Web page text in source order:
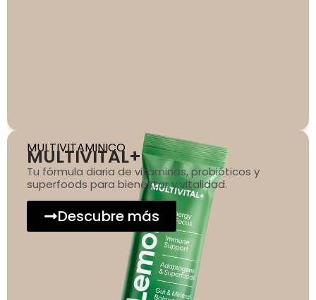
MULTIVITAMINICO
MULTIVITAL+
Tu fórmula diaria de vitaminas, probióticos y
superfoods para bienestar y vitalidad.
Descubre más